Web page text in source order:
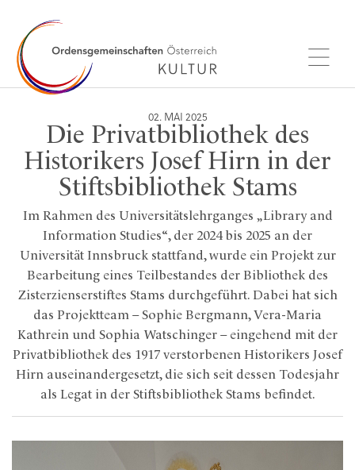
02. MAI 2025
Die Privatbibliothek des
Historikers Josef Hirn in der
Stiftsbibliothek Stams
Im Rahmen des Universitätslehrganges „Library and
Information Studies“, der 2024 bis 2025 an der
Universität Innsbruck stattfand, wurde ein Projekt zur
Bearbeitung eines Teilbestandes der Bibliothek des
Zisterzienserstiftes Stams durchgeführt. Dabei hat sich
das Projektteam – Sophie Bergmann, Vera-Maria
Kathrein und Sophia Watschinger – eingehend mit der
Privatbibliothek des 1917 verstorbenen Historikers Josef
Hirn auseinandergesetzt, die sich seit dessen Todesjahr
als Legat in der Stiftsbibliothek Stams befindet.